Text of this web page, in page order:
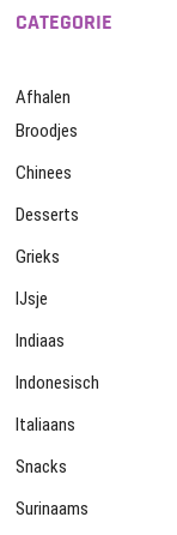
CATEGORIE
Afhalen
Broodjes
Chinees
Desserts
Grieks
IJsje
Indiaas
Indonesisch
Italiaans
Snacks
Surinaams